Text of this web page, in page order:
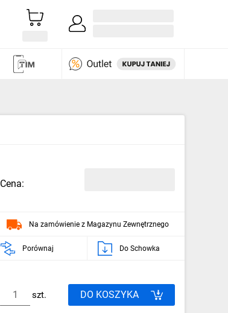
Cena:
Na zamówienie z Magazynu Zewnętrznego
Porównaj Do Schowka
szt. DO KOSZYKA